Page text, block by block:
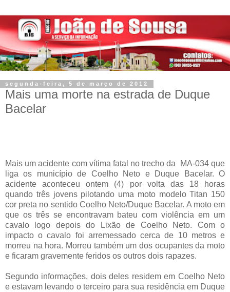
segunda-feira, 5 de março de 2012
Mais uma morte na estrada de Duque
Bacelar
Mais um acidente com vítima fatal no trecho da
MA-034 que
liga os município de Coelho Neto e Duque Bacelar. O
acidente aconteceu ontem (4) por volta das 18 horas
quando três jovens pilotando uma moto modelo Titan 150
cor preta no sentido Coelho Neto/Duque Bacelar. A moto em
que os três se encontravam bateu com violência em um
cavalo logo depois do Lixão de Coelho Neto. Com o
impacto o cavalo foi arremessado cerca de 10 metros e
morreu na hora. Morreu também um dos ocupantes da moto
e ficaram gravemente feridos os outros dois rapazes.
Segundo informações, dois deles residem em Coelho Neto
e estavam levando o terceiro para sua residência em Duque